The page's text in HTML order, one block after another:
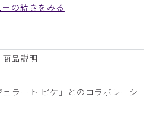
ーの続きをみる
商品説明
ラート ピケ」とのコラボレーシ